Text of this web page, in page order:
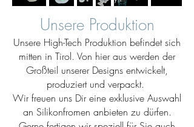
Unsere Produktion
Unsere High-Tech Produktion befindet sich
mitten in Tirol. Von hier aus werden der
Großteil unserer Designs entwickelt,
produziert und verpackt.
Wir freuen uns Dir eine exklusive Auswahl
an Silikonfromen anbieten zu dürfen.